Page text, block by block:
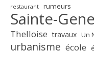
restaurant rumeurs
Sainte-
Thelloise travaux Un
urbanisme école